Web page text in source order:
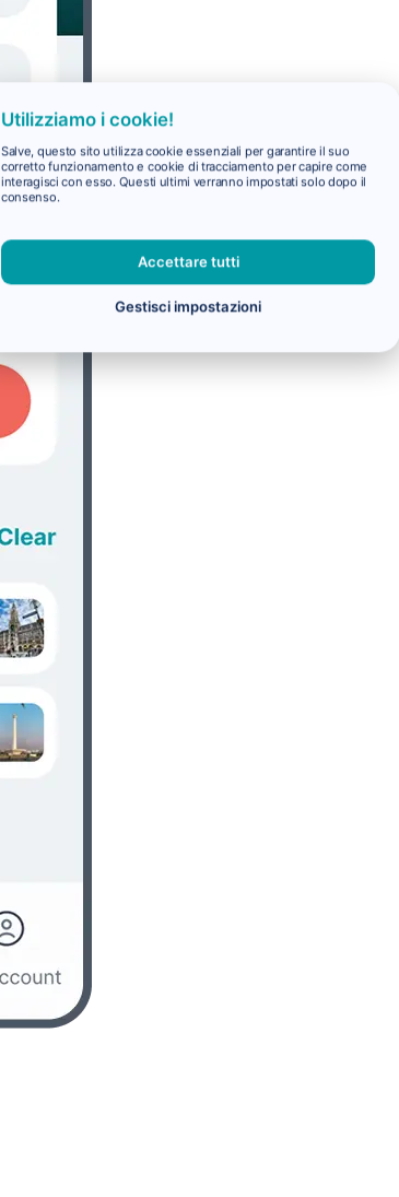
Utilizziamo i cookie!
Salve, questo sito utilizza cookie essenziali per garantire il suo
corretto funzionamento e cookie di tracciamento per capire come
interagisci con esso. Questi ultimi verranno impostati solo dopo il
consenso.
Accettare tutti
Gestisci impostazioni